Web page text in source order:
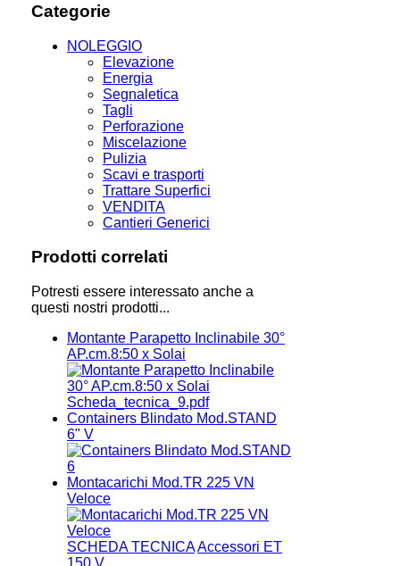
Categorie
NOLEGGIO
Elevazione
Energia
Segnaletica
Tagli
Perforazione
Miscelazione
Pulizia
Scavi e trasporti
Trattare Superfici
VENDITA
Cantieri Generici
Prodotti correlati
Potresti essere interessato anche a
questi nostri prodotti...
Montante Parapetto Inclinabile 30°
AP.cm.8:50 x Solai
Scheda_tecnica_9.pdf
Containers Blindato Mod.STAND
6" V
Montacarichi Mod.TR 225 VN
Veloce
SCHEDA TECNICAAccessori ET
150 V